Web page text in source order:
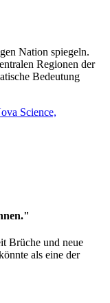
Nation spiegeln.
Regionen der
Bedeutung
Science,
Brüche und neue
als eine der